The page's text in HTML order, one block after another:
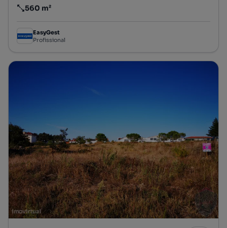
Preço por metro quadrado
560 m²
EasyGest
Profissional